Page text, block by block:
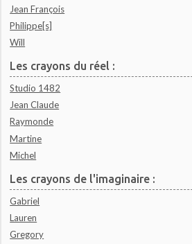
Jean François
Philippe[s]
Will
Les crayons du réel :
Studio 1482
Jean Claude
Raymonde
Martine
Michel
Les crayons de l'imaginaire :
Gabriel
Lauren
Gregory